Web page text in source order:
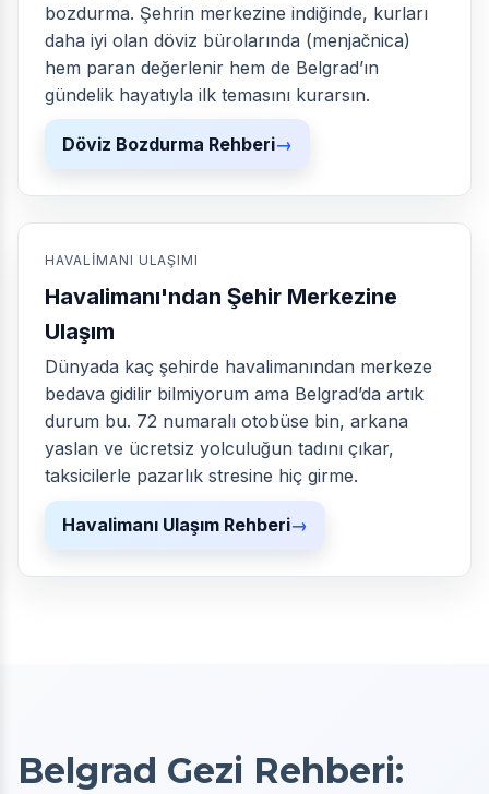
bozdurma. Şehrin merkezine indiğinde, kurları
daha iyi olan döviz bürolarında (menjačnica)
hem paran değerlenir hem de Belgrad’ın
gündelik hayatıyla ilk temasını kurarsın.
Döviz Bozdurma Rehberi
HAVALIMANI ULAŞIMI
Havalimanı'ndan Şehir Merkezine
Ulaşım
Dünyada kaç şehirde havalimanından merkeze
bedava gidilir bilmiyorum ama Belgrad’da artık
durum bu. 72 numaralı otobüse bin, arkana
yaslan ve ücretsiz yolculuğun tadını çıkar,
taksicilerle pazarlık stresine hiç girme.
Havalimanı Ulaşım Rehberi
Belgrad Gezi Rehberi: